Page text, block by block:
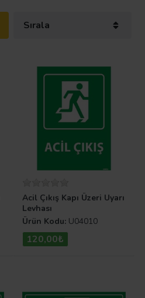
Sırala
Acil Çıkış Kapı Üzeri Uyarı
Levhası
Ürün Kodu: U04010
120,00₺